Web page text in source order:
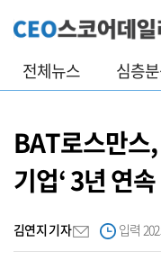
전체뉴스 심층
BAT로스만스
기업‘ 3년 연
김연지 기자 입력